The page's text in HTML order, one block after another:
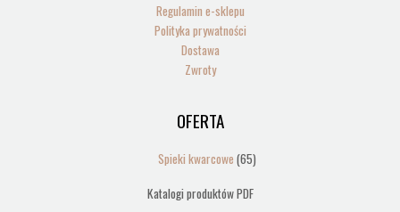
Regulamin e-sklepu
Polityka prywatności
Dostawa
Zwroty
OFERTA
Spieki kwarcowe 65
Katalogi produktów PDF